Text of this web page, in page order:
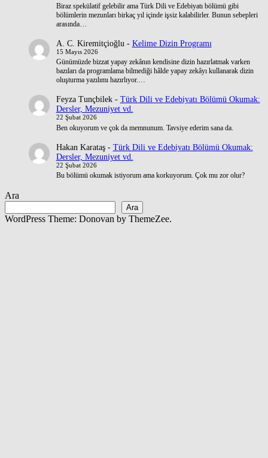
Biraz spekülatif gelebilir ama Türk Dili ve Edebiyatı bölümü gibi
bölümlerin mezunları birkaç yıl içinde işsiz kalabilirler. Bunun sebepleri
arasında…
A. C. Kiremitçioğlu - Kelime Dizin Programı
15 Mayıs 2026
Günümüzde bizzat yapay zekânın kendisine dizin hazırlatmak varken
bazıları da programlama bilmediği hâlde yapay zekâyı kullanarak dizin
oluşturma yazılımı hazırlıyor.…
Feyza Tunçbilek- Türk Dili ve Edebiyatı Bölümü Okumak:
Dersler, Mezuniyet vd.
22 Şubat 2026
Ben okuyorum ve çok da memnunum. Tavsiye ederim sana da.
Hakan Karataş- Türk Dili ve Edebiyatı Bölümü Okumak:
Dersler, Mezuniyet vd.
22 Şubat 2026
Bu bölümü okumak istiyorum ama korkuyorum. Çok mu zor olur?
Ara
Ara
WordPress Theme: Donovan by ThemeZee.